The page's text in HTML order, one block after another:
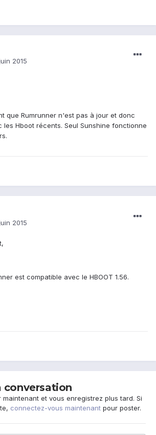
2015
que Rumrunner n'est pas à jour et donc
les Hboot récents. Seul Sunshine fonctionne
2015
est compatible avec le HBOOT 1.56.
conversation
maintenant et vous enregistrez plus tard. Si
connectez-vous maintenant pour poster.